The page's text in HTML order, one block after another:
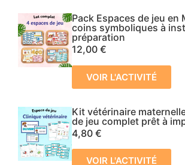
Pack Espaces de jeu en
coins symboliques à
préparation
12,00 €
VOIR L'ACTIVITÉ
Kit vétérinaire
de jeu complet prêt à
4,80 €
VOIR L'ACTIVITÉ